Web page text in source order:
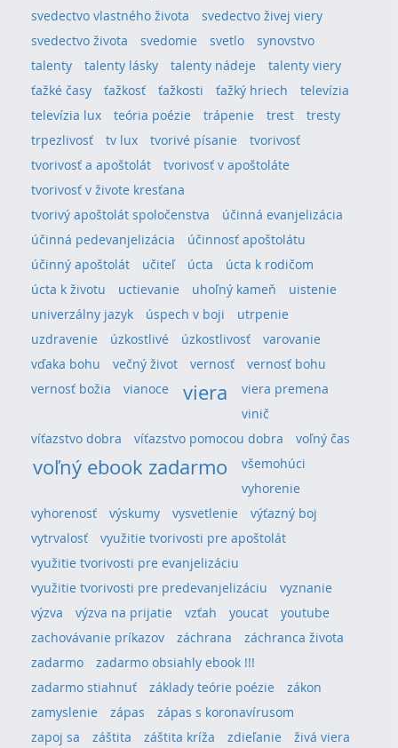
svedectvo vlastného života
svedectvo živej viery
svedectvo života
svedomie svetlo
synovstvo
talenty
talenty lásky talenty nádeje
talenty viery
ťažké časy
ťažkosť ťažkosti ťažký hriech
televízia
televízia lux
teória poézie trápenie trest
tresty
trpezlivosť
tv lux tvorivé písanie
tvorivosť
tvorivosť a apoštolát
tvorivosť v apoštoláte
tvorivosť v živote kresťana
tvorivý apoštolát spoločenstva
účinná evanjelizácia
účinná pedevanjelizácia
účinnosť apoštolátu
účinný apoštolát
učiteľ úcta
úcta k rodičom
úcta k životu
uctievanie uhoľný kameň
uistenie
univerzálny jazyk
úspech v boji
utrpenie
uzdravenie
úzkostlivé úzkostlivosť
varovanie
vďaka bohu
večný život vernosť
vernosť bohu
vernosť božia
vianoce viera
viera premena
vinič
víťazstvo dobra
víťazstvo pomocou dobra voľný čas
voľný ebook zadarmo
všemohúci
vyhorenie
vyhorenosť
výskumy vysvetlenie
výťazný boj
vytrvalosť
využitie tvorivosti pre apoštolát
využitie tvorivosti pre evanjelizáciu
využitie tvorivosti pre predevanjelizáciu
vyznanie
výzva
výzva na prijatie vzťah youcat
youtube
zachovávanie príkazov
záchrana
záchranca života
zadarmo
zadarmo obsiahly ebook !!!
zadarmo stiahnuť
základy teórie poézie
zákon
zamyslenie
zápas
zápas s koronavírusom
zapoj sa
záštita záštita kríža zdieľanie
živá viera